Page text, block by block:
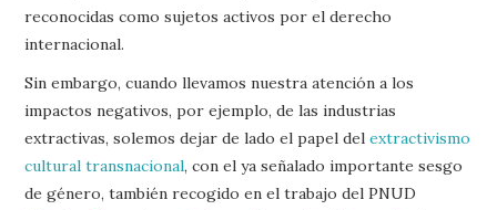
reconocidas como sujetos activos por el derecho
internacional.
Sin embargo, cuando llevamos nuestra atención a los
impactos negativos, por ejemplo, de las industrias
extractivas, solemos dejar de lado el papel delextractivismo
cultural transnacional, con el ya señalado importante sesgo
de género, también recogido en el trabajo del PNUD